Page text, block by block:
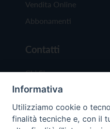
Vendita Online
Abbonamenti
Contatti
Chi Siamo
Redazione
Scrivici
Informativa
Utilizziamo cookie o
finalità tecniche e, con il